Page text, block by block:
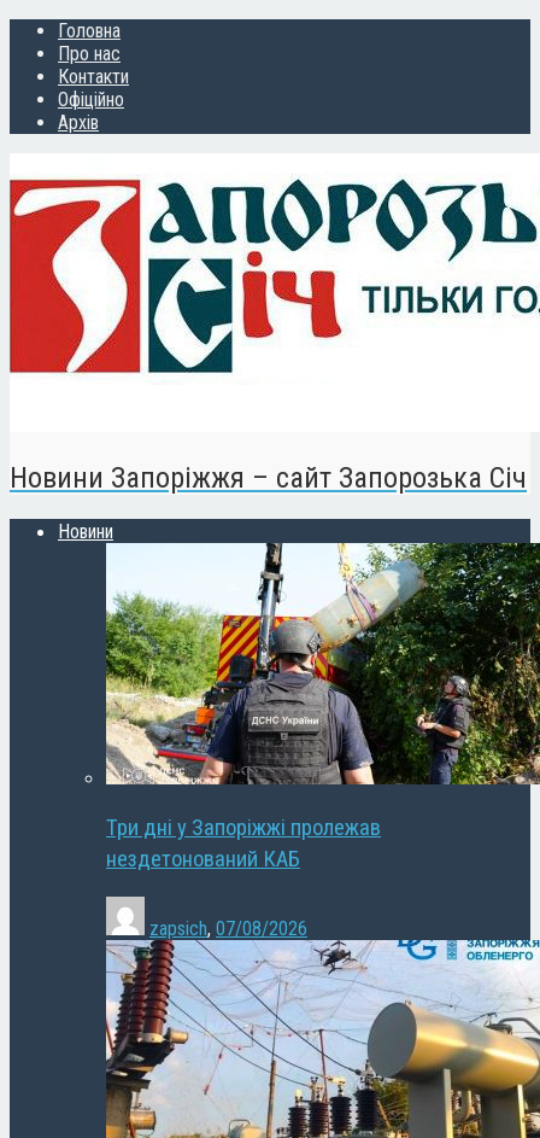
Головна
Про нас
Контакти
Офіційно
Архів
Новини Запоріжжя – сайт Запорозька Січ
Новини
Три дні у Запоріжжі пролежав
нездетонований КАБ
zapsich, 07/08/2026